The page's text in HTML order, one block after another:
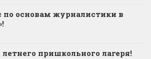
по основам журналистики в
пришкольного лагеря!